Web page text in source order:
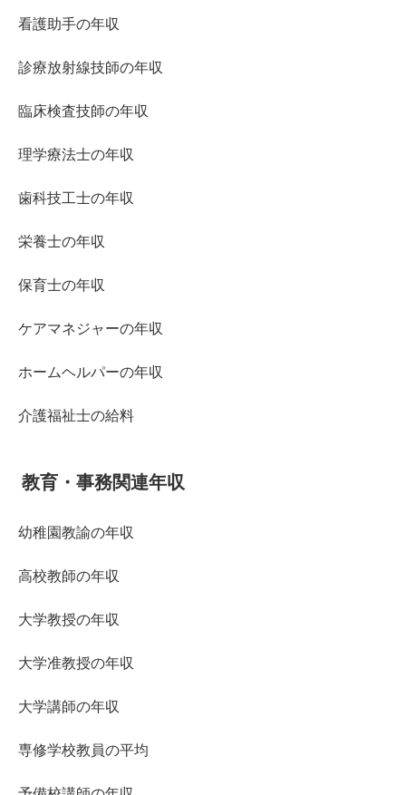
看護助手の年収
診療放射線技師の年収
臨床検査技師の年収
理学療法士の年収
歯科技工士の年収
栄養士の年収
保育士の年収
ケアマネジャーの年収
ホームヘルパーの年収
介護福祉士の給料
教育・事務関連年収
幼稚園教諭の年収
高校教師の年収
大学教授の年収
大学准教授の年収
大学講師の年収
専修学校教員の平均